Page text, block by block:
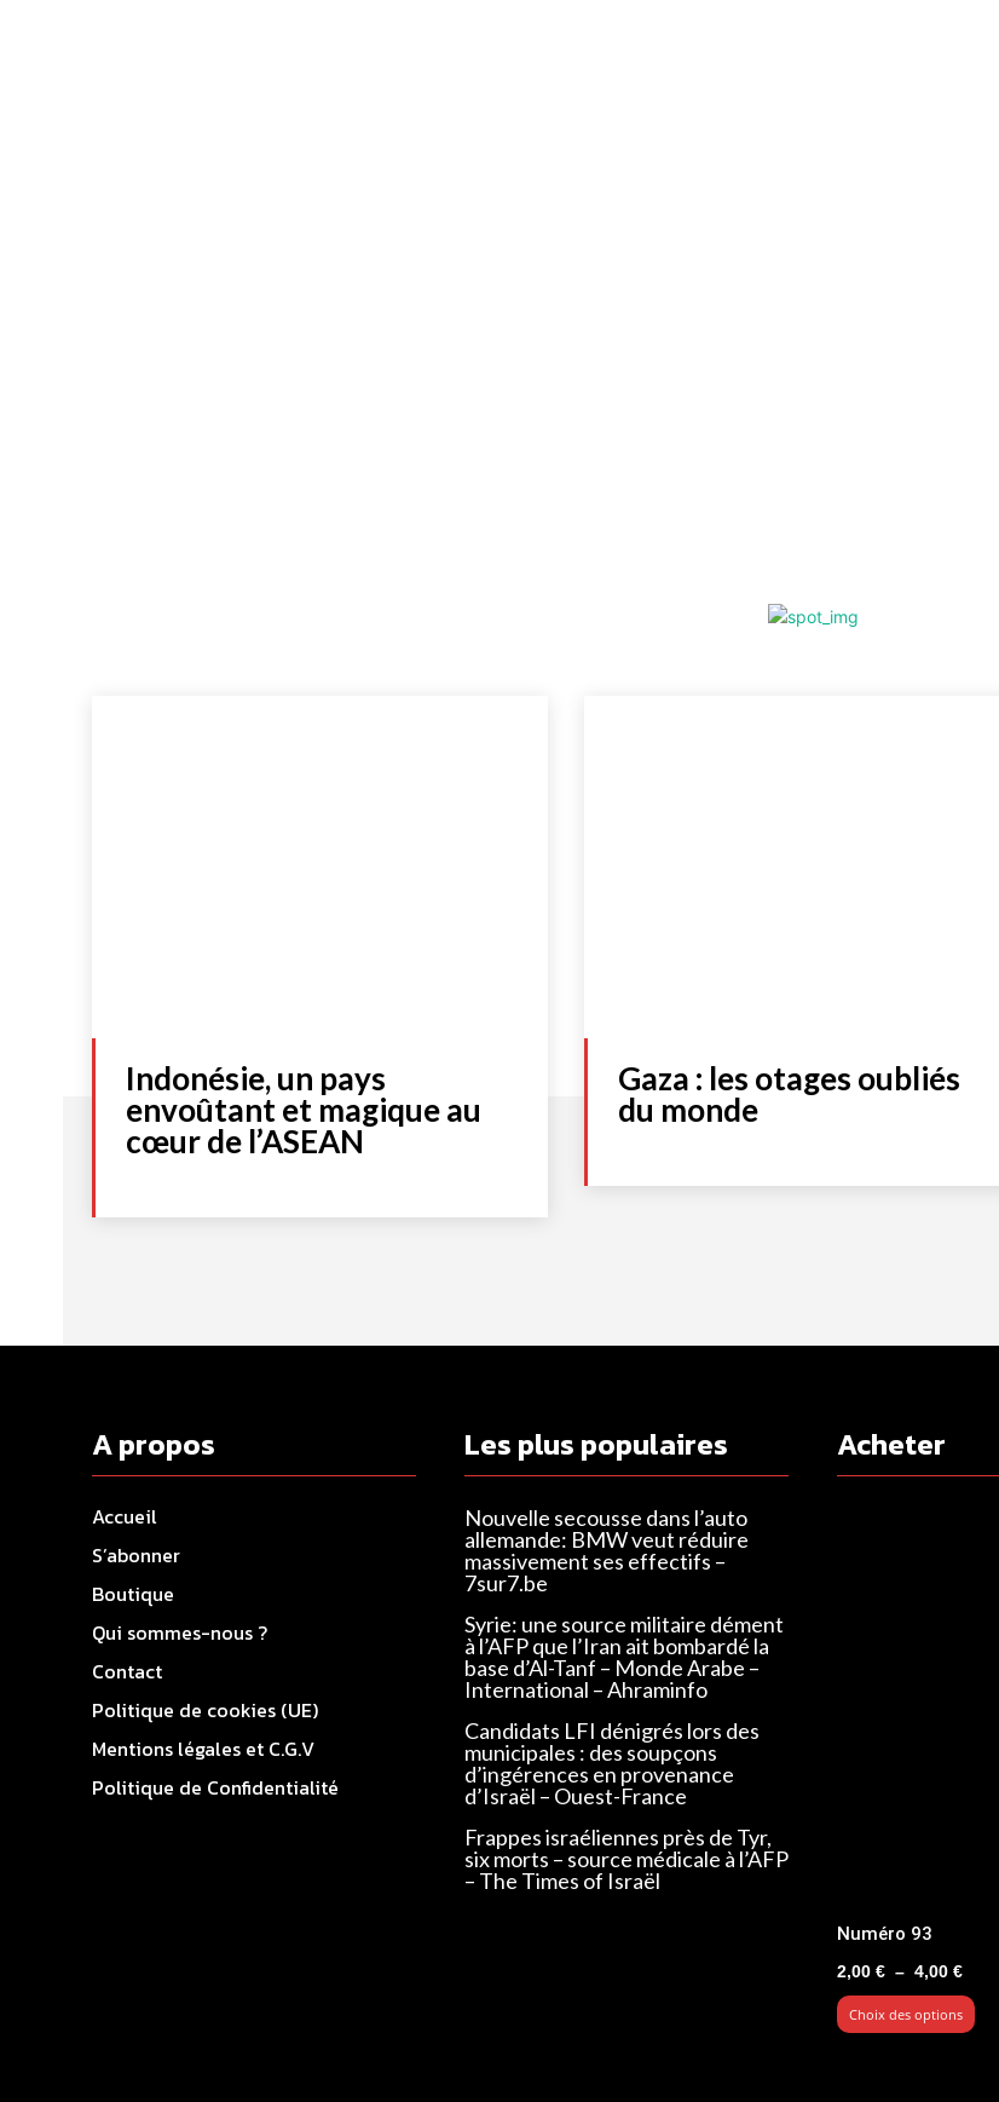
Indonésie, un pays
envoûtant et magique au
cœur de l’ASEAN
Gaza : les otages oubliés
du monde
A propos
Accueil
S’abonner
Boutique
Qui sommes-nous ?
Contact
Politique de cookies (UE)
Mentions légales et C.G.V
Politique de Confidentialité
Les plus populaires
Nouvelle secousse dans l’auto
allemande: BMW veut réduire
massivement ses effectifs –
7sur7.be
Syrie: une source militaire dément
à l’AFP que l’Iran ait bombardé la
base d’Al-Tanf – Monde Arabe –
International – Ahraminfo
Candidats LFI dénigrés lors des
municipales : des soupçons
d’ingérences en provenance
d’Israël – Ouest-France
Frappes israéliennes près de Tyr,
six morts – source médicale à l’AFP
– The Times of Israël
Acheter
Numéro 93
2,00 € – 4,00 €Plage
de
prix :
Choix des options